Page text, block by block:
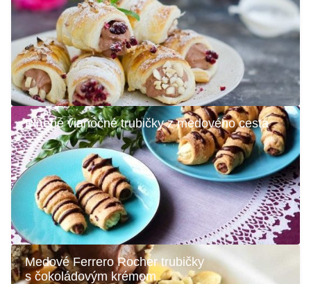
Plnené vianočné trubičky z medového cesta
Medové Ferrero Rocher trubičky
s čokoládovým krémom